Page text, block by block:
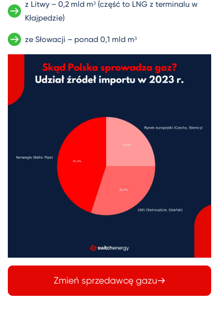
z Litwy – 0,2 mld m³ (część to LNG z terminalu w
Kłajpedzie)
ze Słowacji – ponad 0,1 mld m³
Zmień sprzedawcę gazu